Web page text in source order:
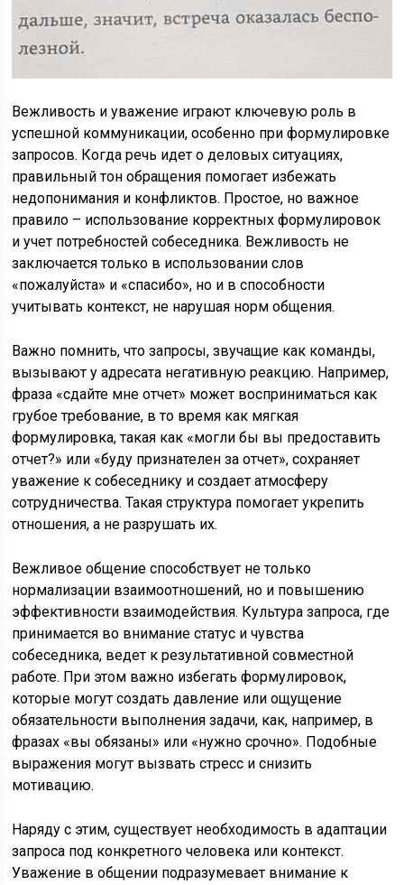
Вежливость и уважение играют ключевую роль в
успешной коммуникации, особенно при формулировке
запросов. Когда речь идет о деловых ситуациях,
правильный тон обращения помогает избежать
недопонимания и конфликтов. Простое, но важное
правило – использование корректных формулировок
и учет потребностей собеседника. Вежливость не
заключается только в использовании слов
«пожалуйста» и «спасибо», но и в способности
учитывать контекст, не нарушая норм общения.
Важно помнить, что запросы, звучащие как команды,
вызывают у адресата негативную реакцию. Например,
фраза «сдайте мне отчет» может восприниматься как
грубое требование, в то время как мягкая
формулировка, такая как «могли бы вы предоставить
отчет?» или «буду признателен за отчет», сохраняет
уважение к собеседнику и создает атмосферу
сотрудничества. Такая структура помогает укрепить
отношения, а не разрушать их.
Вежливое общение способствует не только
нормализации взаимоотношений, но и повышению
эффективности взаимодействия. Культура запроса, где
принимается во внимание статус и чувства
собеседника, ведет к результативной совместной
работе. При этом важно избегать формулировок,
которые могут создать давление или ощущение
обязательности выполнения задачи, как, например, в
фразах «вы обязаны» или «нужно срочно». Подобные
выражения могут вызвать стресс и снизить
мотивацию.
Наряду с этим, существует необходимость в адаптации
запроса под конкретного человека или контекст.
Уважение в общении подразумевает внимание к